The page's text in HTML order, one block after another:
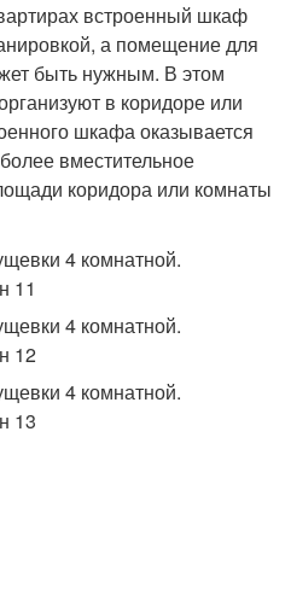
встроенный шкаф
а помещение для
быть нужным. В этом
в коридоре или
шкафа оказывается
вместительное
коридора или комнаты